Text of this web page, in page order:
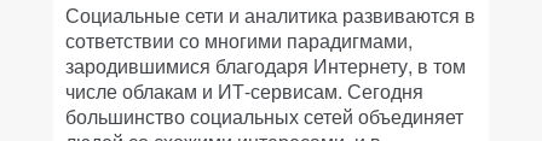
Социальные сети и аналитика развиваются в
сответствии со многими парадигмами,
зародившимися благодаря Интернету, в том
числе облакам и ИТ-сервисам. Сегодня
большинство социальных сетей объединяет